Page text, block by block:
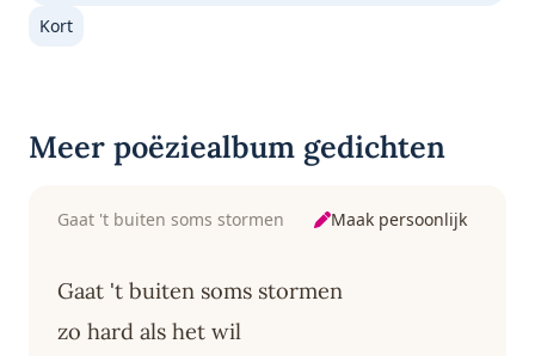
Kort
Meer poëziealbum gedichten
Gaat 't buiten soms stormen Maak persoonlijk
Gaat 't buiten soms stormen
zo hard als het wil